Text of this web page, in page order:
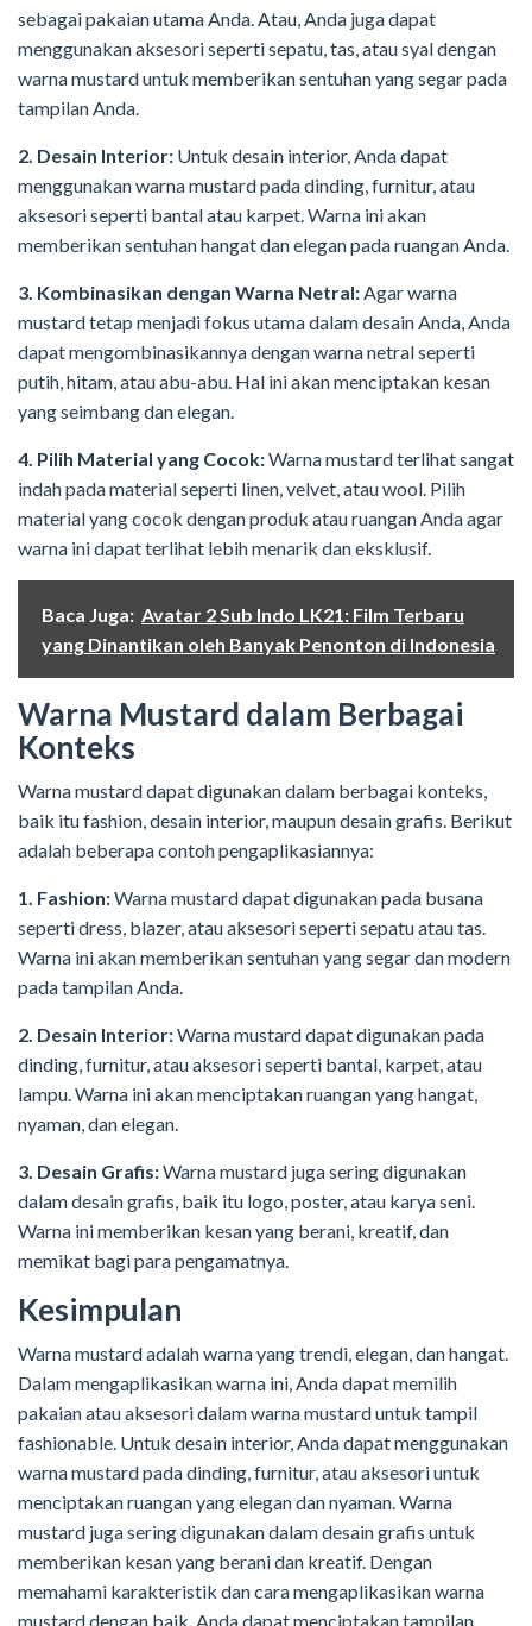
sebagai pakaian utama Anda. Atau, Anda juga dapat
menggunakan aksesori seperti sepatu, tas, atau syal dengan
warna mustard untuk memberikan sentuhan yang segar pada
tampilan Anda.
2. Desain Interior: Untuk desain interior, Anda dapat
menggunakan warna mustard pada dinding, furnitur, atau
aksesori seperti bantal atau karpet. Warna ini akan
memberikan sentuhan hangat dan elegan pada ruangan Anda.
3. Kombinasikan dengan Warna Netral:Agar warna
mustard tetap menjadi fokus utama dalam desain Anda, Anda
dapat mengombinasikannya dengan warna netral seperti
putih, hitam, atau abu-abu. Hal ini akan menciptakan kesan
yang seimbang dan elegan.
4. Pilih Material yang Cocok:Warna mustard terlihat sangat
indah pada material seperti linen, velvet, atau wool. Pilih
material yang cocok dengan produk atau ruangan Anda agar
warna ini dapat terlihat lebih menarik dan eksklusif.
Baca Juga: Avatar 2 Sub Indo LK21: Film Terbaru
yang Dinantikan oleh Banyak Penonton di Indonesia
Warna Mustard dalam Berbagai
Konteks
Warna mustard dapat digunakan dalam berbagai konteks,
baik itu fashion, desain interior, maupun desain grafis. Berikut
adalah beberapa contoh pengaplikasiannya:
1. Fashion:Warna mustard dapat digunakan pada busana
seperti dress, blazer, atau aksesori seperti sepatu atau tas.
Warna ini akan memberikan sentuhan yang segar dan modern
pada tampilan Anda.
2. Desain Interior:Warna mustard dapat digunakan pada
dinding, furnitur, atau aksesori seperti bantal, karpet, atau
lampu. Warna ini akan menciptakan ruangan yang hangat,
nyaman, dan elegan.
3. Desain Grafis:Warna mustard juga sering digunakan
dalam desain grafis, baik itu logo, poster, atau karya seni.
Warna ini memberikan kesan yang berani, kreatif, dan
memikat bagi para pengamatnya.
Kesimpulan
Warna mustard adalah warna yang trendi, elegan, dan hangat.
Dalam mengaplikasikan warna ini, Anda dapat memilih
pakaian atau aksesori dalam warna mustard untuk tampil
fashionable. Untuk desain interior, Anda dapat menggunakan
warna mustard pada dinding, furnitur, atau aksesori untuk
menciptakan ruangan yang elegan dan nyaman. Warna
mustard juga sering digunakan dalam desain grafis untuk
memberikan kesan yang berani dan kreatif. Dengan
memahami karakteristik dan cara mengaplikasikan warna
mustard dengan baik, Anda dapat menciptakan tampilan